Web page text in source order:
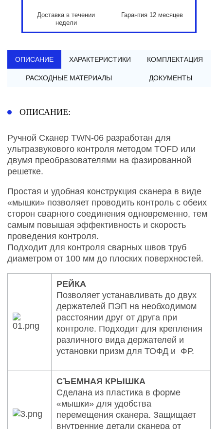
Доставка в течении
недели
Гарантия 12 месяцев
ОПИСАНИЕ ХАРАКТЕРИСТИКИ КОМПЛЕКТАЦИЯ
РАСХОДНЫЕ МАТЕРИАЛЫ ДОКУМЕНТЫ
ОПИСАНИЕ:
Ручной Сканер TWN-06 разработан для
ультразвукового контроля методом TОFD или
двумя преобразователями на фазированной
решетке.
Простая и удобная конструкция сканера в виде
«мышки» позволяет проводить контроль с обеих
сторон сварного соединения одновременно, тем
самым повышая эффективность и скорость
проведения контроля.
Подходит для контроля сварных швов труб
диаметром от 100 мм до плоских поверхностей.
РЕЙКА
Позволяет устанавливать до двух
держателей ПЭП на необходимом
расстоянии друг от друга при
контроле. Подходит для крепления
различного вида держателей и
установки призм для ТОФД и ФР.
СЪЕМНАЯ КРЫШКА
Сделана из пластика в форме
«мышки» для удобства
перемещения сканера. Защищает
внутренние детали сканера от